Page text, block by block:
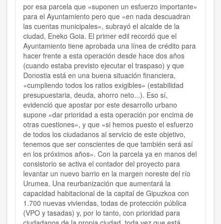
por esa parcela que «suponen un esfuerzo importante»
para el Ayuntamiento pero que «en nada descuadran
las cuentas municipales», subrayó el alcalde de la
ciudad, Eneko Goia. El primer edil recordó que el
Ayuntamiento tiene aprobada una línea de crédito para
hacer frente a esta operación desde hace dos años
(cuando estaba previsto ejecutar el traspaso) y que
Donostia está en una buena situación financiera,
«cumpliendo todos los ratios exigibles» (estabilidad
presupuestaria, deuda, ahorro neto...). Eso sí,
evidenció que apostar por este desarrollo urbano
supone «dar prioridad a esta operación por encima de
otras cuestiones», y que «si hemos puesto el esfuerzo
de todos los ciudadanos al servicio de este objetivo,
tenemos que ser conscientes de que también será así
en los próximos años». Con la parcela ya en manos del
consistorio se activa el contador del proyecto para
levantar un nuevo barrio en la margen noreste del río
Urumea. Una reurbanización que aumentará la
capacidad habitacional de la capital de Gipuzkoa con
1.700 nuevas viviendas, todas de protección pública
(VPO y tasadas) y, por lo tanto, con prioridad para